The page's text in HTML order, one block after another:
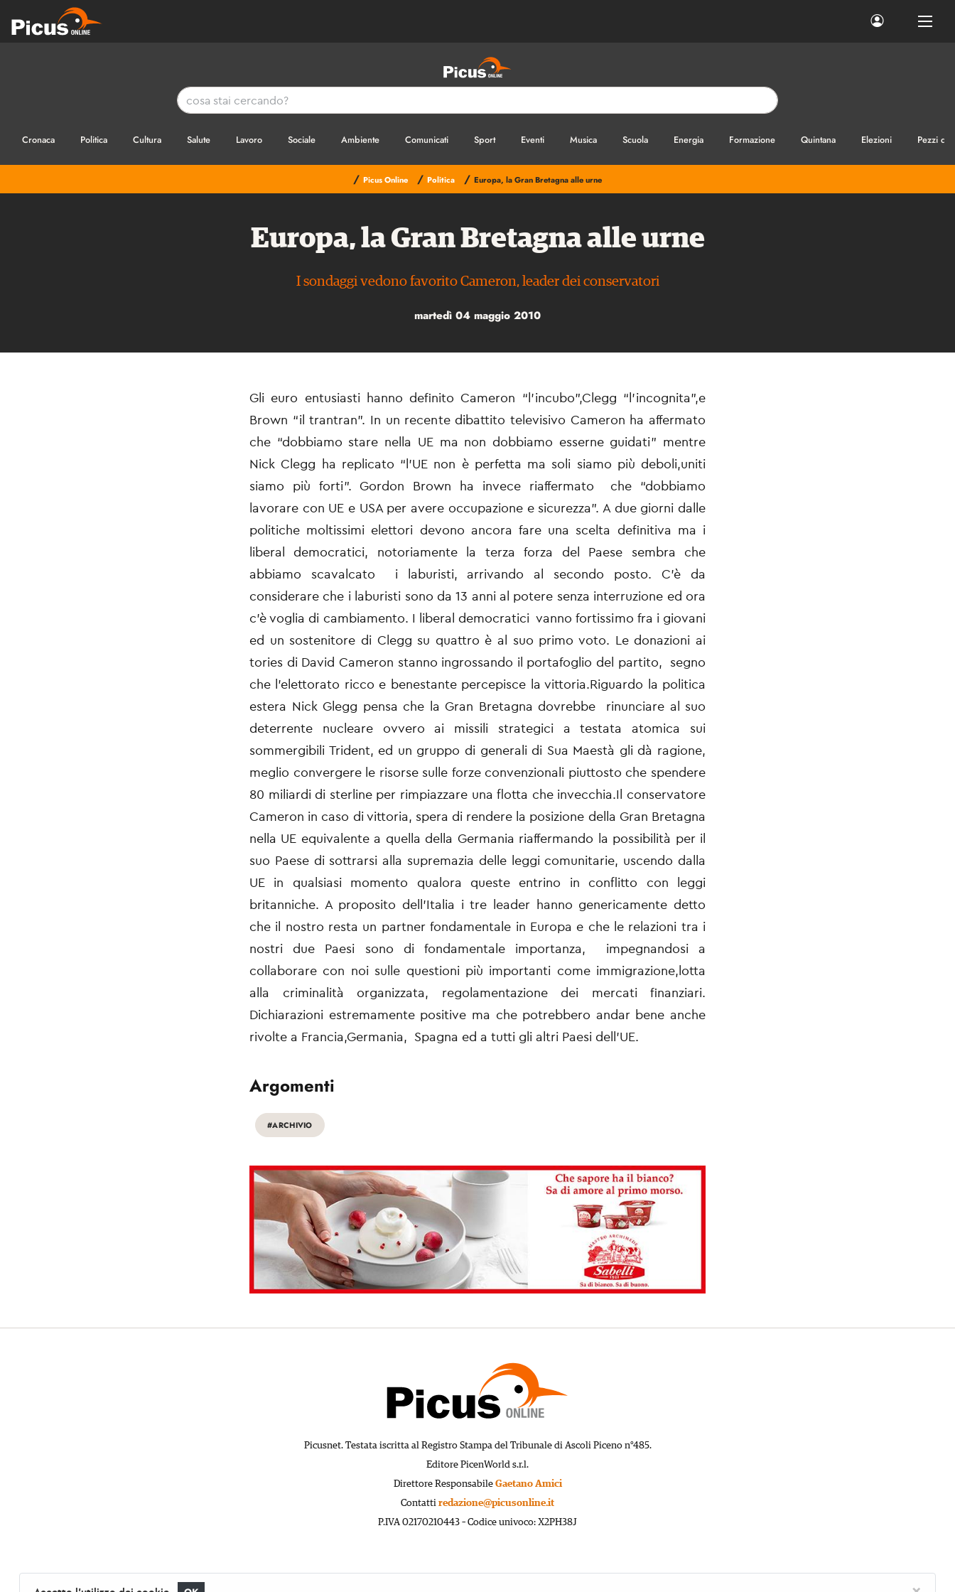
Cronaca Politica Cultura Salute Lavoro Sociale Ambiente Comunicati Sport Eventi Musica Scuola Energia Formazione Quintana Elezioni Pezzi di
/ Picus Online / Politica / Europa, la Gran Bretagna alle urne
Europa, la Gran Bretagna alle urne
I sondaggi vedono favorito Cameron, leader dei conservatori
martedì 04 maggio 2010
Gli euro entusiasti hanno definito Cameron “l’incubo”,Clegg “l’incognita”,e
Brown “il trantran”. In un recente dibattito televisivo Cameron ha affermato
che “dobbiamo stare nella UE ma non dobbiamo esserne guidati” mentre
Nick Clegg ha replicato “l’UE non è perfetta ma soli siamo più deboli,uniti
siamo più forti”. Gordon Brown ha invece riaffermato che “dobbiamo
lavorare con UE e USA per avere occupazione e sicurezza”. A due giorni dalle
politiche moltissimi elettori devono ancora fare una scelta definitiva ma i
liberal democratici, notoriamente la terza forza del Paese sembra che
abbiamo scavalcato i laburisti, arrivando al secondo posto. C’è da
considerare che i laburisti sono da 13 anni al potere senza interruzione ed ora
c’è voglia di cambiamento. I liberal democratici vanno fortissimo fra i giovani
ed un sostenitore di Clegg su quattro è al suo primo voto. Le donazioni ai
tories di David Cameron stanno ingrossando il portafoglio del partito, segno
che l’elettorato ricco e benestante percepisce la vittoria.Riguardo la politica
estera Nick Glegg pensa che la Gran Bretagna dovrebbe rinunciare al suo
deterrente nucleare ovvero ai missili strategici a testata atomica sui
sommergibili Trident, ed un gruppo di generali di Sua Maestà gli dà ragione,
meglio convergere le risorse sulle forze convenzionali piuttosto che spendere
80 miliardi di sterline per rimpiazzare una flotta che invecchia.Il conservatore
Cameron in caso di vittoria, spera di rendere la posizione della Gran Bretagna
nella UE equivalente a quella della Germania riaffermando la possibilità per il
suo Paese di sottrarsi alla supremazia delle leggi comunitarie, uscendo dalla
UE in qualsiasi momento qualora queste entrino in conflitto con leggi
britanniche. A proposito dell’Italia i tre leader hanno genericamente detto
che il nostro resta un partner fondamentale in Europa e che le relazioni tra i
nostri due Paesi sono di fondamentale importanza, impegnandosi a
collaborare con noi sulle questioni più importanti come immigrazione,lotta
alla criminalità organizzata, regolamentazione dei mercati finanziari.
Dichiarazioni estremamente positive ma che potrebbero andar bene anche
rivolte a Francia,Germania, Spagna ed a tutti gli altri Paesi dell’UE.
Argomenti
#ARCHIVIO
Picusnet. Testata iscritta al Registro Stampa del Tribunale di Ascoli Piceno n°485.
Editore PicenWorld s.r.l.
Direttore Responsabile Gaetano Amici
Contatti redazione@picusonline.it
P.IVA 02170210443 – Codice univoco: X2PH38J